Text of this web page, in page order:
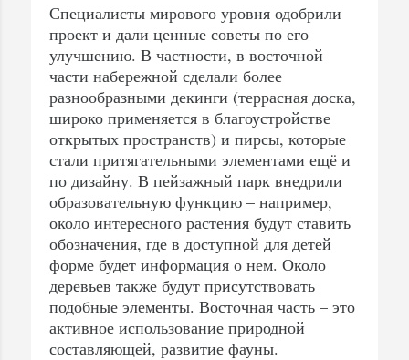
Специалисты мирового уровня одобрили
проект и дали ценные советы по его
улучшению. В частности, в восточной
части набережной сделали более
разнообразными декинги (террасная доска,
широко применяется в благоустройстве
открытых пространств) и пирсы, которые
стали притягательными элементами ещё и
по дизайну. В пейзажный парк внедрили
образовательную функцию – например,
около интересного растения будут ставить
обозначения, где в доступной для детей
форме будет информация о нем. Около
деревьев также будут присутствовать
подобные элементы. Восточная часть – это
активное использование природной
составляющей, развитие фауны.